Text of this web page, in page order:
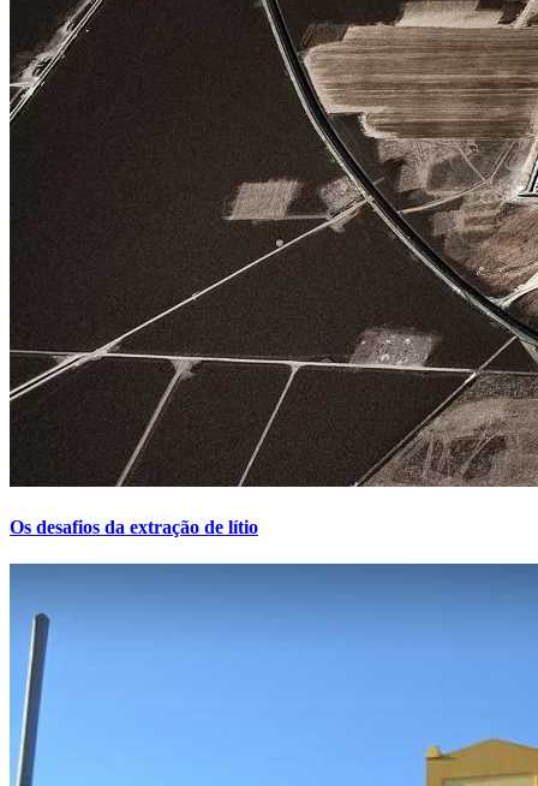
Os desafios da extração de lítio